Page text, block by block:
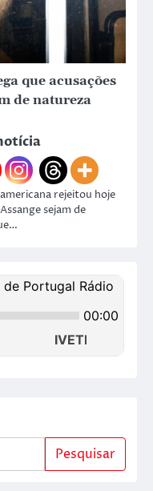
que acusações
de natureza
rejeitou hoje
sejam de
Pesquisar